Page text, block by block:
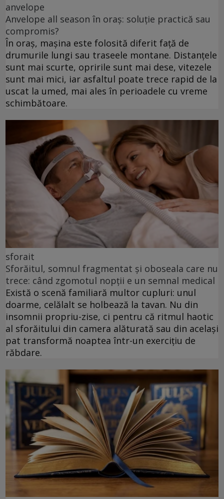
anvelope
Anvelope all season în oraș: soluție practică sau
compromis?
În oraș, mașina este folosită diferit față de
drumurile lungi sau traseele montane. Distanțele
sunt mai scurte, opririle sunt mai dese, vitezele
sunt mai mici, iar asfaltul poate trece rapid de la
uscat la umed, mai ales în perioadele cu vreme
schimbătoare.
sforait
Sforăitul, somnul fragmentat și oboseala care nu
trece: când zgomotul nopții e un semnal medical
Există o scenă familiară multor cupluri: unul
doarme, celălalt se holbează la tavan. Nu din
insomnii propriu-zise, ci pentru că ritmul haotic
al sforăitului din camera alăturată sau din același
pat transformă noaptea într-un exercițiu de
răbdare.